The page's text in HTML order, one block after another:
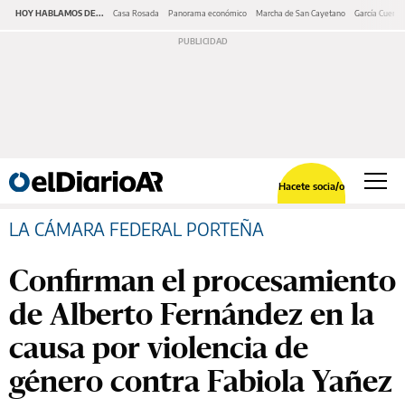
HOY HABLAMOS DE... Casa Rosada Panorama económico Marcha de San Cayetano García Cuerva
Hacete socia/o
LA CÁMARA FEDERAL PORTEÑA
Confirman el procesamiento
de Alberto Fernández en la
causa por violencia de
género contra Fabiola Yañez